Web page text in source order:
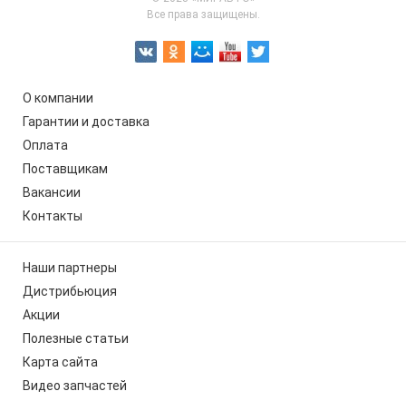
Все права защищены.
О компании
Гарантии и доставка
Оплата
Поставщикам
Вакансии
Контакты
Наши партнеры
Дистрибьюция
Акции
Полезные статьи
Карта сайта
Видео запчастей